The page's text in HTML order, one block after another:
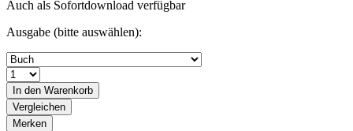
Auch als Sofortdownload verfügbar
Ausgabe (bitte auswählen):
In den Warenkorb
Vergleichen
Merken